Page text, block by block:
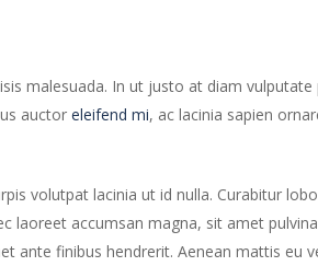
malesuada. In ut justo at diam
auctor eleifend mi, ac lacinia sapien
volutpat lacinia ut id nulla. Curabitur
laoreet accumsan magna, sit amet
ante finibus hendrerit. Aenean mattis eu